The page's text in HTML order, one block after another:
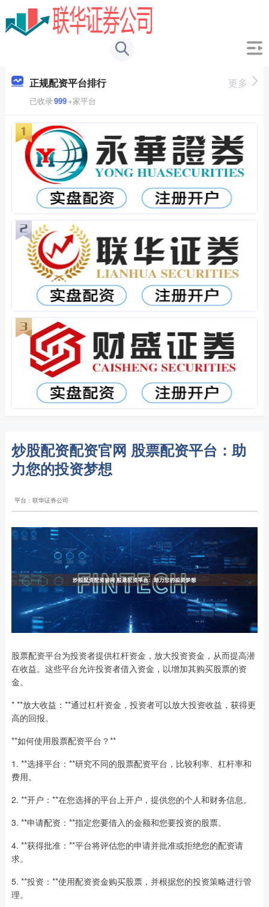
正规配资平台排行
已收录999+家平台
更多
炒股配资配资官网 股票配资平台：助
力您的投资梦想
平台：联华证券公司
股票配资平台为投资者提供杠杆资金，放大投资资金，从而提高潜
在收益。这些平台允许投资者借入资金，以增加其购买股票的资
金。
* **放大收益：**通过杠杆资金，投资者可以放大投资收益，获得更
高的回报。
**如何使用股票配资平台？**
1. **选择平台：**研究不同的股票配资平台，比较利率、杠杆率和
费用。
2. **开户：**在您选择的平台上开户，提供您的个人和财务信息。
3. **申请配资：**指定您要借入的金额和您要投资的股票。
4. **获得批准：**平台将评估您的申请并批准或拒绝您的配资请
求。
5. **投资：**使用配资资金购买股票，并根据您的投资策略进行管
理。